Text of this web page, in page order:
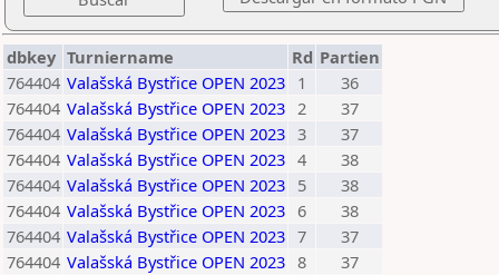
dbkey Turniername Rd Partien
764404 Valašská Bystřice OPEN 2023 1
36
764404 Valašská Bystřice OPEN 2023 2
37
764404 Valašská Bystřice OPEN 2023 3
37
764404 Valašská Bystřice OPEN 2023 4
38
764404 Valašská Bystřice OPEN 2023 5
38
764404 Valašská Bystřice OPEN 2023 6
38
764404 Valašská Bystřice OPEN 2023 7
37
764404 Valašská Bystřice OPEN 2023 8
37